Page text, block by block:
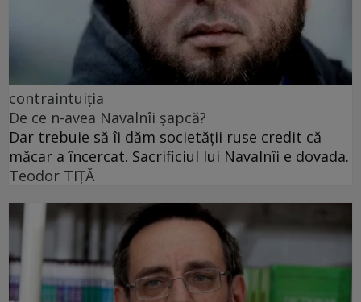
contraintuiția
De ce n-avea Navalnîi șapcă?
Dar trebuie să îi dăm societății ruse credit că
măcar a încercat. Sacrificiul lui Navalnîi e dovada.
Teodor TIŢĂ